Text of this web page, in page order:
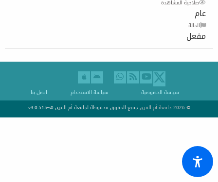
صلاحية المشاهدة
عام
الحالة
مفعل
سياسة الخصوصية سياسة الاستخدام
اتصل بنا
© 2026 جامعة أم القرى
جميع الحقوق محفوظة لجامعة أم القرىv3.0.515-s0